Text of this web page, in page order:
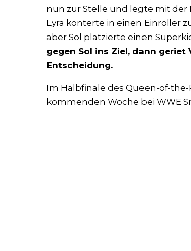
nun zur Stelle und legte mit der
Lyra konterte in einen Einroller
aber Sol platzierte einen
gegen Sol ins Ziel, dann
Entscheidung.
Im Halbfinale des Queen-of-
kommenden Woche bei WWE